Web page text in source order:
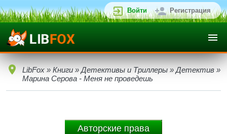
Войти Регистрация
LibFox » Книги » Детективы и Триллеры » Детектив »
Марина Серова - Меня не проведешь
Авторские права